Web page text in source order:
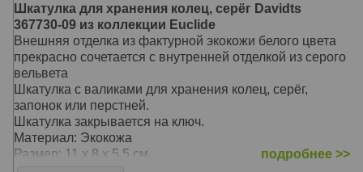
Шкатулка для хранения колец, серёг Davidts
367730-09 из коллекции Euclide
Внешняя отделка из фактурной экокожи белого цвета
прекрасно сочетается с внутренней отделкой из серого
вельвета
Шкатулка с валиками для хранения колец, серёг,
запонок или перстней.
Шкатулка закрывается на ключ.
Материал: Экокожа
Размер: 11 х 8 х 5,5 см
подробнее >>